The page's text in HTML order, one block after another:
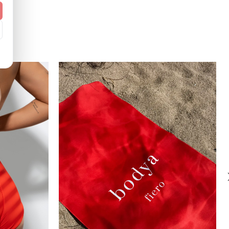
Tak
Polska
Nie
Krótki rękaw